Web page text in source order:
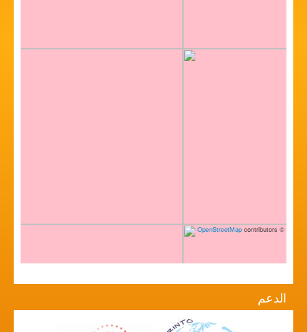
©
OpenStreetMap contributors
الدعم